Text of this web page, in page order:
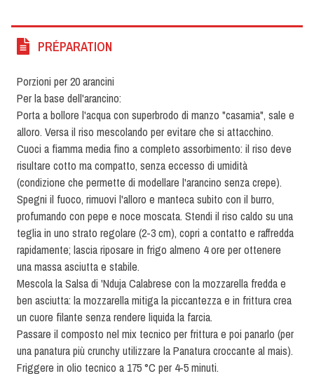
PRÉPARATION
Porzioni per 20 arancini
Per la base dell'arancino:
Porta a bollore l'acqua con superbrodo di manzo "casamia", sale e
alloro. Versa il riso mescolando per evitare che si attacchino.
Cuoci a fiamma media fino a completo assorbimento: il riso deve
risultare cotto ma compatto, senza eccesso di umidità
(condizione che permette di modellare l'arancino senza crepe).
Spegni il fuoco, rimuovi l'alloro e manteca subito con il burro,
profumando con pepe e noce moscata. Stendi il riso caldo su una
teglia in uno strato regolare (2-3 cm), copri a contatto e raffredda
rapidamente; lascia riposare in frigo almeno 4 ore per ottenere
una massa asciutta e stabile.
Mescola la Salsa di 'Nduja Calabrese con la mozzarella fredda e
ben asciutta: la mozzarella mitiga la piccantezza e in fritturacrea
un cuore filante senza rendere liquida la farcia.
Passare il composto nel mix tecnico per frittura e poi panarlo (per
una panatura più crunchy utilizzare la Panatura croccante al mais).
Friggere in olio tecnico a 175 °C per 4-5 minuti.